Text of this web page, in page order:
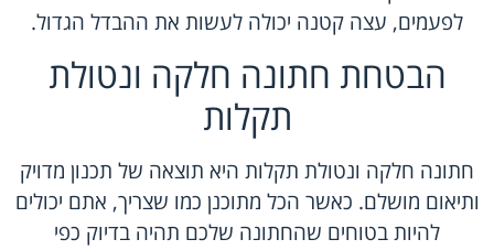
לפעמים, עצה קטנה יכולה לעשות את ההבדל הגדול.
הבטחת חתונה חלקה ונטולת
תקלות
חתונה חלקה ונטולת תקלות היא תוצאה של תכנון מדויק
ותיאום מושלם. כאשר הכל מתוכנן כמו שצריך, אתם יכולים
להיות בטוחים שהחתונה שלכם תהיה בדיוק כפי